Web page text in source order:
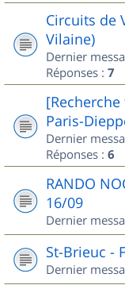
Circuits de
Vilaine)
Dernier
Réponses : 7
Paris-
Dernier
Réponses : 6
RANDO
16/09
Dernier
St-Brieuc -
Dernier